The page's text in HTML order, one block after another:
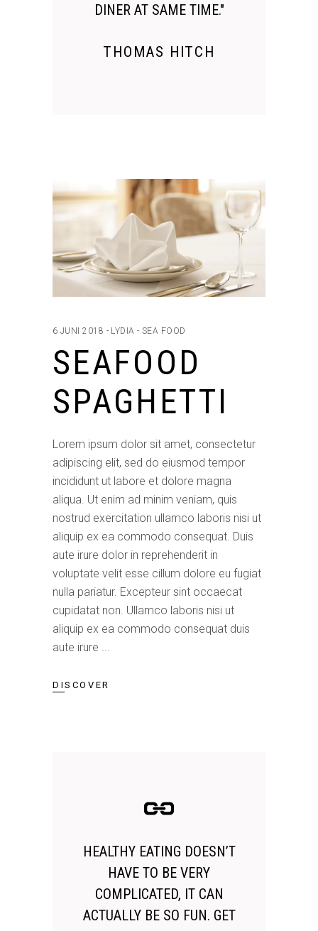
DINER AT SAME TIME."
THOMAS HITCH
6 JUNI 2018 LYDIA SEA FOOD
SEAFOOD
SPAGHETTI
Lorem ipsum dolor sit amet, consectetur
adipiscing elit, sed do eiusmod tempor
incididunt ut labore et dolore magna
aliqua. Ut enim ad minim veniam, quis
nostrud exercitation ullamco laboris nisi ut
aliquip ex ea commodo consequat. Duis
aute irure dolor in reprehenderit in
voluptate velit esse cillum dolore eu fugiat
nulla pariatur. Excepteur sint occaecat
cupidatat non. Ullamco laboris nisi ut
aliquip ex ea commodo consequat duis
aute irure
DISCOVER
HEALTHY EATING DOESN’T
HAVE TO BE VERY
COMPLICATED, IT CAN
ACTUALLY BE SO FUN. GET